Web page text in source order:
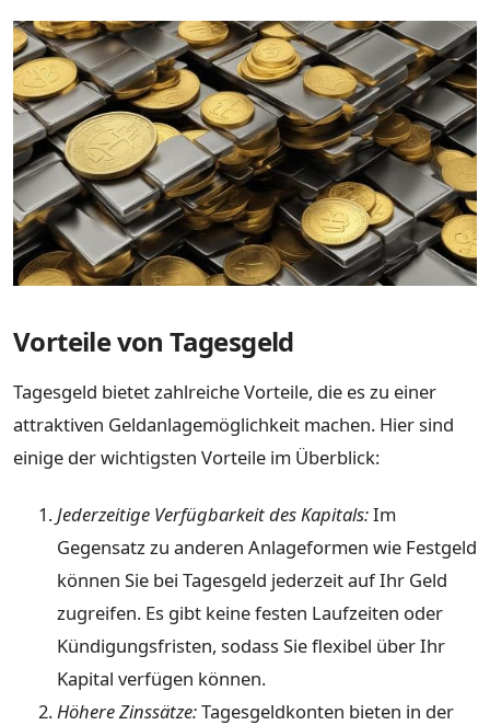
Vorteile von Tagesgeld
Tagesgeld bietet zahlreiche Vorteile, die es zu einer
attraktiven Geldanlagemöglichkeit machen. Hier sind
einige der wichtigsten Vorteile im Überblick:
Jederzeitige Verfügbarkeit des Kapitals:Im
Gegensatz zu anderen Anlageformen wie Festgeld
können Sie bei Tagesgeld jederzeit auf Ihr Geld
zugreifen. Es gibt keine festen Laufzeiten oder
Kündigungsfristen, sodass Sie flexibel über Ihr
Kapital verfügen können.
Höhere Zinssätze:Tagesgeldkonten bieten in der